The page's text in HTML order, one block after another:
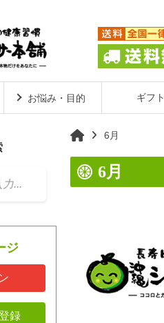
お悩み・目的 ギフト
6月
6月
🔍
ジ
録